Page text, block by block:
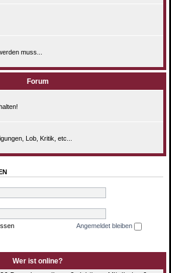
muss...
Forum
Lob, Kritik, etc...
Angemeldet bleiben
Wer ist online?